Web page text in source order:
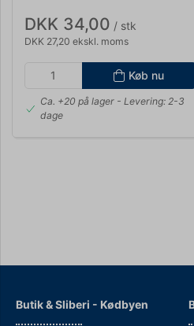
DKK 34,00 / stk
DKK 27,20 ekskl. moms
Køb nu
Ca. +20 på lager- Levering: 2-3
dage
Butik & Sliberi - Kødbyen